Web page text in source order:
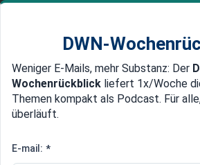
Newsticker MEIN DWN:
Edelmetalle DWN-Magazin
Stihl kämpft mit
DWN-
Weniger E-Mails, mehr Substanz: Der
Wochenrückblick liefert 1x/Woche
Themen kompakt als Podcast. Für
überläuft.
E-mail: *